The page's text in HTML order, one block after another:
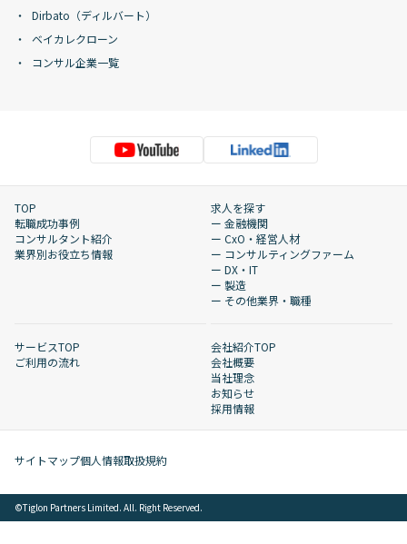
Dirbato（ディルバート）
ベイカレクローン
コンサル企業一覧
TOP
転職成功事例
コンサルタント紹介
業界別お役立ち情報
求人を探す
ー 金融機関
ー CxO・経営人材
ー コンサルティングファーム
ー DX・IT
ー 製造
ー その他業界・職種
サービスTOP
ご利用の流れ
会社紹介TOP
会社概要
当社理念
お知らせ
採用情報
サイトマップ個人情報取扱規約
©︎Tiglon Partners Limited. All. Right Reserved.